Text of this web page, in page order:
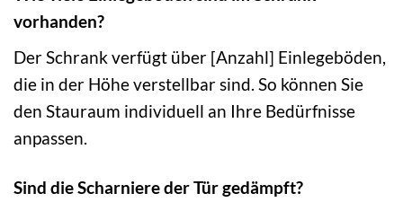
vorhanden?
Der Schrank verfügt über [Anzahl] Einlegeböden,
die in der Höhe verstellbar sind. So können Sie
den Stauraum individuell an Ihre Bedürfnisse
anpassen.
Sind die Scharniere der Tür gedämpft?